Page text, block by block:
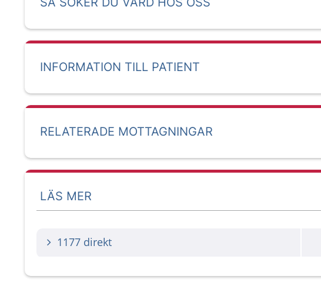
INFORMATION TILL PATIENT
RELATERADE MOTTAGNINGAR
LÄS MER
1177 direkt